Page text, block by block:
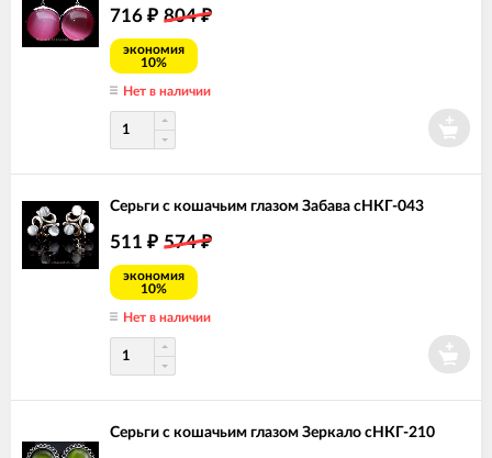
716 ₽ 804₽
экономия
10%
Нет в наличии
Серьги с кошачьим глазом Забава сНКГ-043
511 ₽ 574₽
экономия
10%
Нет в наличии
Серьги с кошачьим глазом Зеркало сНКГ-210